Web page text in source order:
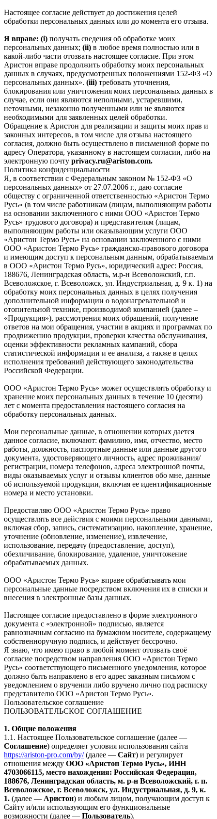
Настоящее согласие действует до достижения целей
обработки персональных данных или до момента его отзыва.
Я вправе: (i) получать сведения об обработке моих
персональных данных; (ii) в любое время полностью или в
какой-либо части отозвать настоящее согласие. При этом
Аристон вправе продолжить обработку моих персональных
данных в случаях, предусмотренных положениями 152-ФЗ «О
персональных данных». (iii) требовать уточнения,
блокирования или уничтожения моих персональных данных в
случае, если они являются неполными, устаревшими,
неточными, незаконно полученными или не являются
необходимыми для заявленных целей обработки.
Обращение к Аристон для реализации и защиты моих прав и
законных интересов, в том числе для отзыва настоящего
согласия, должно быть осуществлено в письменной форме по
адресу Оператора, указанному в настоящем согласии, либо на
электронную почту privacy.ru@ariston.com.
Политика конфиденциальности
Я, в соответствии с Федеральным законом № 152-ФЗ «О
персональных данных» от 27.07.2006 г., даю согласие
обществу с ограниченной ответственностью «Аристон Термо
Русь» (в том числе работникам (лицам, выполняющим работы
на основании заключенного с ними ООО «Аристон Термо
Русь» трудового договора) и представителям (лицам,
выполняющим работы или оказывающим услуги ООО
«Аристон Термо Русь» на основании заключенного с ними
ООО «Аристон Термо Русь» гражданско-правового договора
и имеющим доступ к персональным данным, обрабатываемым
в ООО «Аристон Термо Русь», юридический адрес: Россия,
188676, Ленинградская область, м.р-н Всеволожский, г.п.
Всеволожское, г. Всеволожск, ул. Индустриальная, д. 9 к. 1) на
обработку моих персональных данных в целях получения
дополнительной информации о водонагревательной и
отопительной технике, производимой компанией (далее –
«Продукция»), рассмотрения моих обращений, получение
ответов на мои обращения, участии в акциях и программах по
продвижению продукции, проверки качества обслуживания,
оценки эффективности рекламных кампаний, сбора
статистической информации и ее анализа, а также в целях
исполнения требований действующего законодательства
Российской Федерации.
ООО «Аристон Термо Русь» может осуществлять обработку и
хранение моих персональных данных в течение 10 (десяти)
лет с момента предоставления настоящего согласия на
обработку персональных данных.
Мои персональные данные, в отношении которых дается
данное согласие, включают: фамилию, имя, отчество, место
работы, должность, паспортные данные или данные другого
документа, удостоверяющего личность, адрес проживания/
регистрации, номера телефонов, адреса электронной почты,
виды оказываемых услуг и отзывы клиентов обо мне, данные
об используемой продукции, включая ее идентификационные
номера и место установки.
Предоставляю ООО «Аристон Термо Русь» право
осуществлять все действия с моими персональными данными,
включая сбор, запись, систематизацию, накопление, хранение,
уточнение (обновление, изменение), извлечение,
использование, передачу (предоставление, доступ),
обезличивание, блокирование, удаление, уничтожение
обрабатываемых данных.
ООО «Аристон Термо Русь» вправе обрабатывать мои
персональные данные посредством включения их в списки и
внесения в электронные базы данных.
Настоящее согласие предоставлено в форме электронного
документа с «электронной» подписью, является
равнозначным согласию на бумажном носителе, содержащему
собственноручную подпись, и действует бессрочно.
Я знаю, что имею право в любой момент отозвать своё
согласие посредством направления ООО «Аристон Термо
Русь» соответствующего письменного уведомления, которое
должно быть направлено в его адрес заказным письмом с
уведомлением о вручении либо вручено лично под расписку
представителю ООО «Аристон Термо Русь».
Пользовательское соглашение
ПОЛЬЗОВАТЕЛЬСКОЕ СОГЛАШЕНИЕ
1. Общие положения
1.1. Настоящее Пользовательское соглашение (далее —
Соглашение) определяет условия использования сайта
https://ariston-pro.com/by/(далее — Сайт) и регулирует
отношения между ООО «Аристон Термо Русь», ИНН
4703066115, место нахождения: Российская Федерация,
188676, Ленинградская область, м. р-н Всеволожский, г. п.
Всеволожское, г. Всеволожск, ул. Индустриальная, д. 9, к.
1. (далее — Аристон) и любым лицом, получающим доступ к
Сайту и/или использующим его функциональные
возможности (далее — Пользователь).